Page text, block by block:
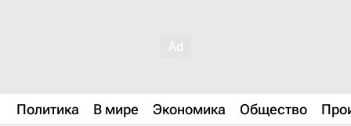
Политика В мире Экономика Общество